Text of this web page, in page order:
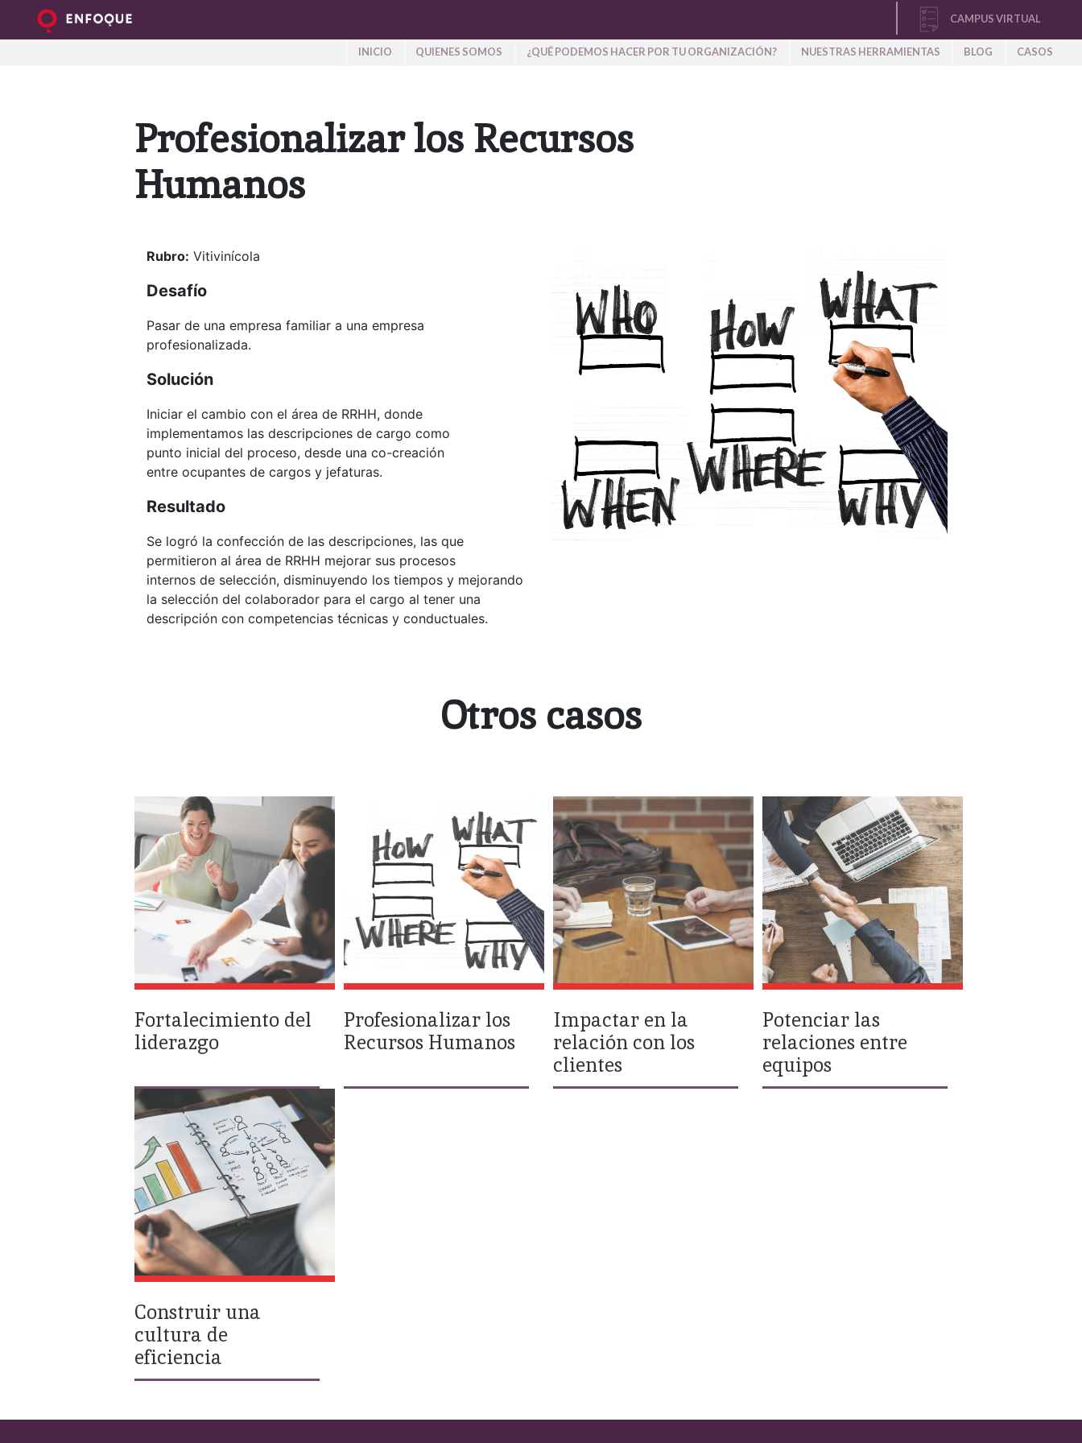
CAMPUS VIRTUAL
INICIO QUIENES SOMOS ¿QUÉ PODEMOS HACER POR TU ORGANIZACIÓN? NUESTRAS HERRAMIENTAS BLOG CASOS
Profesionalizar los Recursos
Humanos
Rubro: Vitivinícola
Desafío
Pasar de una empresa familiar a una empresa
profesionalizada.
Solución
Iniciar el cambio con el área de RRHH, donde
implementamos las descripciones de cargo como
punto inicial del proceso, desde una co-creación
entre ocupantes de cargos y jefaturas.
Resultado
Se logró la confección de las descripciones, las que
permitieron al área de RRHH mejorar sus procesos
internos de selección, disminuyendo los tiempos y mejorando
la selección del colaborador para el cargo al tener una
descripción con competencias técnicas y conductuales.
Otros casos
Fortalecimiento del
liderazgo
Profesionalizar los
Recursos Humanos
Impactar en la
relación con los
clientes
Potenciar las
relaciones entre
equipos
Construir una
cultura de
eficiencia